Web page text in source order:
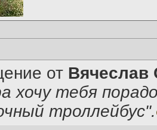
от Вячеслав
хочу тебя
троллейбус".